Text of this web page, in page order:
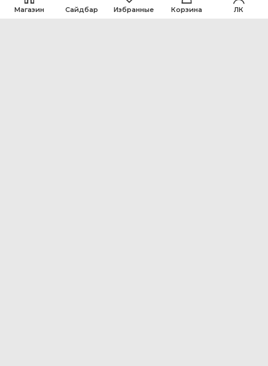
Магазин Сайдбар Избранные Корзина ЛК